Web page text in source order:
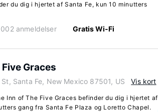
du dig i hjertet af Santa Fe, kun 10 minutters
anmeldelser Gratis Wi-Fi
Graces
Santa Fe, New Mexico 87501, US Vis kort
Inn of The Five Graces befinder du dig i hjertet af
gang fra Santa Fe Plaza og Loretto Chapel.